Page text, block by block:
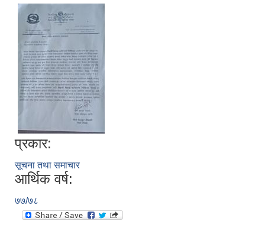
प्रकार:
सूचना तथा समाचार
आर्थिक वर्ष:
७७/७८